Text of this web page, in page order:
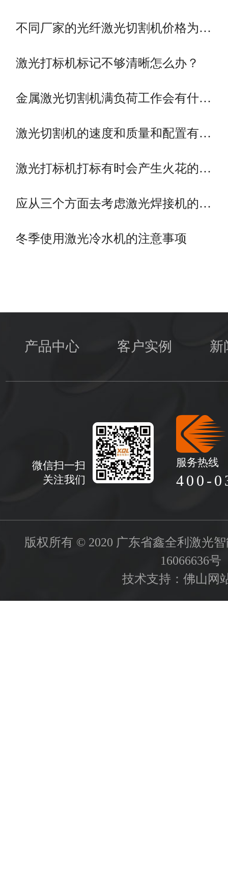
不同厂家的光纤激光切割机价格为…
激光打标机标记不够清晰怎么办？
金属激光切割机满负荷工作会有什…
激光切割机的速度和质量和配置有…
激光打标机打标有时会产生火花的…
应从三个方面去考虑激光焊接机的…
冬季使用激光冷水机的注意事项
产品中心 客户实例 新
微信扫一扫
关注我们
服务热线
400-
版权所有 © 2020 广东省鑫全利激光
16066636号
技术支持： 佛山网